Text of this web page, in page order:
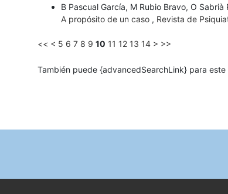
B Pascual García, M Rubio Bravo, O Sabrià
A propósito de un caso , Revista de
<< < 5 6 7 8 9 10 11 12 13 14 > >>
También puede {advancedSearchLink} para este